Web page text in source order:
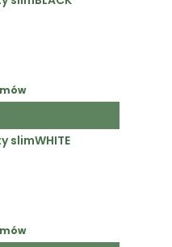
slimWHITE